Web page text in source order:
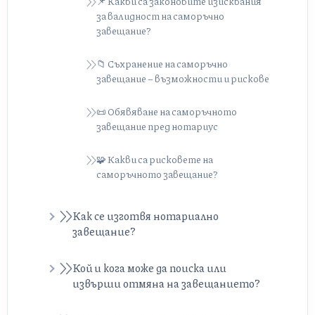
за валидност на саморъчно
завещание?
📁 Съхранение на саморъчно
завещание – възможности и рискове
📜 Обявяване на саморъчното
завещание пред нотариус
🧩 Какви са рисковете на
саморъчното завещание?
Как се изготвя нотариално
завещание?
Кой нотариус може да състави
нотариално завещание? Може ли да
се обърна към български консул в
Кой и кога може да поиска или
извърши отмяна на завещанието?